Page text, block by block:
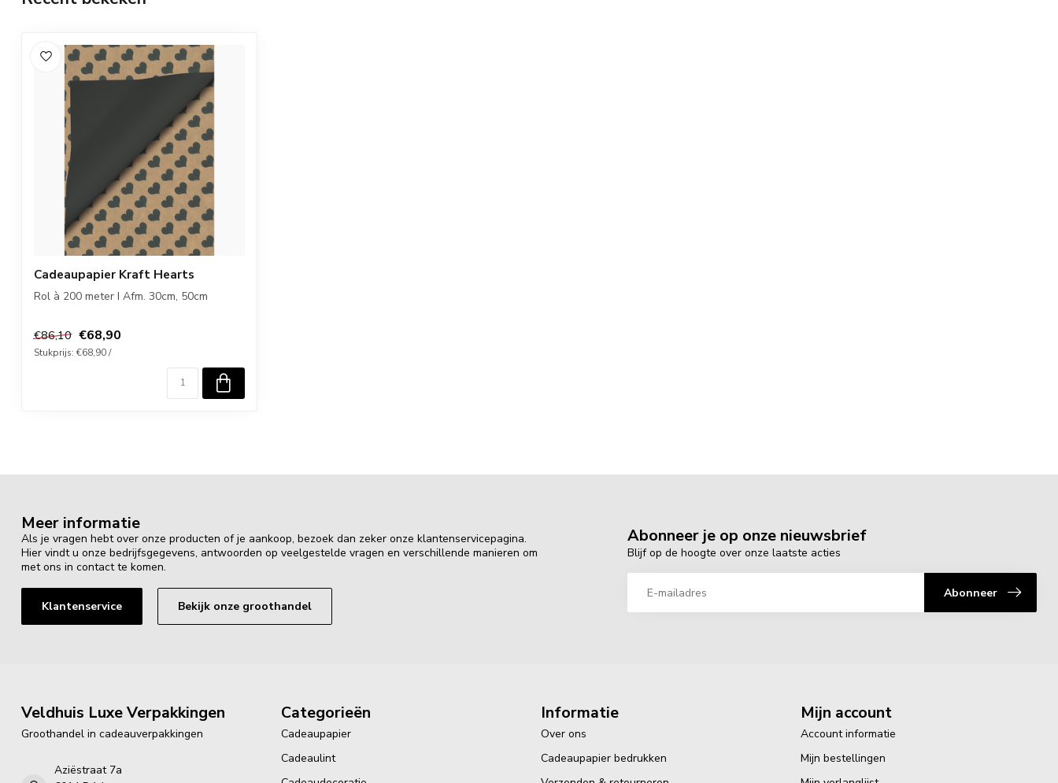
Cadeaupapier Kraft Hearts
Rol à 200 meter I Afm. 30cm, 50cm
€86,10 €68,90
Stukprijs: €68,90 /
Meer informatie
Als je vragen hebt over onze producten of je aankoop, bezoek dan zeker onze klantenservicepagina.
Hier vindt u onze bedrijfsgegevens, antwoorden op veelgestelde vragen en verschillende manieren om
met ons in contact te komen.
Klantenservice Bekijk onze groothandel
Abonneer je op onze nieuwsbrief
Blijf op de hoogte over onze laatste acties
Abonneer
Veldhuis Luxe Verpakkingen
Groothandel in cadeauverpakkingen
Aziëstraat 7a
Categorieën
Cadeaupapier
Cadeaulint
Informatie
Over ons
Cadeaupapier bedrukken
Mijn account
Account informatie
Mijn bestellingen